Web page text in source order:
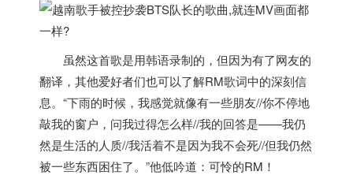
虽然这首歌是用韩语录制的，但因为有了网友的
翻译，其他爱好者们也可以了解RM歌词中的深刻信
息。“下雨的时候，我感觉就像有一些朋友//你不停地
敲我的窗户，问我过得怎么样//我的回答是——我仍
然是生活的人质//我活着不是因为我不会死//但我仍然
被一些东西困住了。”他低吟道：可怜的RM！